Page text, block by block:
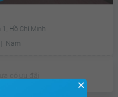
Hồ Chí Minh
Nam
có ưu đãi
✕